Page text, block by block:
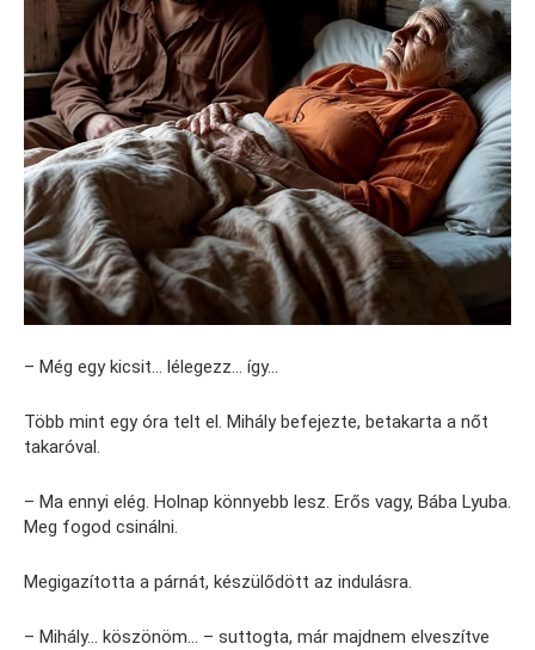
– Még egy kicsit… lélegezz… így…
Több mint egy óra telt el. Mihály befejezte, betakarta a nőt
takaróval.
– Ma ennyi elég. Holnap könnyebb lesz. Erős vagy, Bába Lyuba.
Meg fogod csinálni.
Megigazította a párnát, készülődött az indulásra.
– Mihály… köszönöm… – suttogta, már majdnem elveszítve